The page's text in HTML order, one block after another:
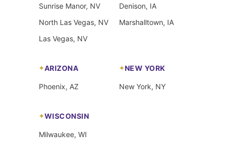
Sunrise Manor, NV
North Las Vegas, NV
Las Vegas, NV
Denison, IA
Marshalltown, IA
ARIZONA
Phoenix, AZ
NEW YORK
New York, NY
WISCONSIN
Milwaukee, WI